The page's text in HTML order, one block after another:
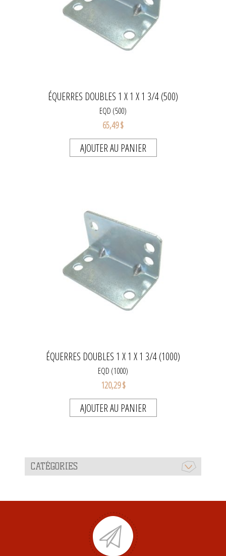
ÉQUERRES DOUBLES 1 X 1 X 1 3/4 (500)
EQD (500)
65,49 $
AJOUTER AU PANIER
ÉQUERRES DOUBLES 1 X 1 X 1 3/4 (1000)
EQD (1000)
120,29 $
AJOUTER AU PANIER
CATÉGORIES